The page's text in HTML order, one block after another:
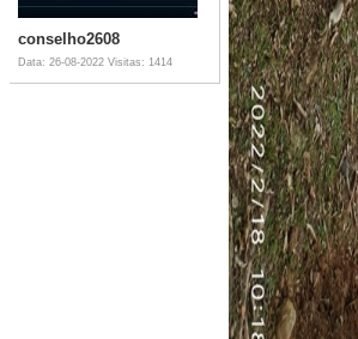
conselho2608
Data: 26-08-2022 Visitas: 1414